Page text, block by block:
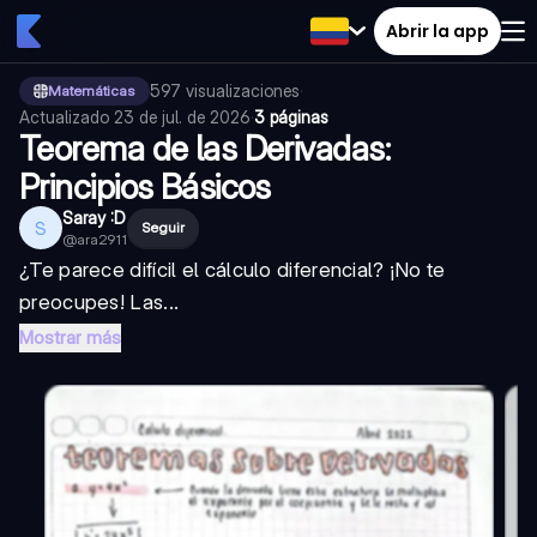
Abrir la app
Matemáticas 597 visualizaciones·
Actualizado 23 de jul. de 2026·3 páginas
Teorema de las Derivadas:
Principios Básicos
S Saray :D
@ara2911
Seguir
¿Te parece difícil el cálculo diferencial? ¡No te
preocupes! Las...
Mostrar más